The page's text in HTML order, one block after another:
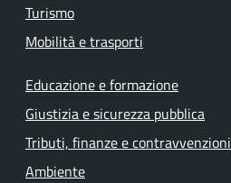
Turismo
Mobilità e trasporti
Educazione e formazione
Giustizia e sicurezza pubblica
Tributi, finanze e contravvenzioni
Ambiente